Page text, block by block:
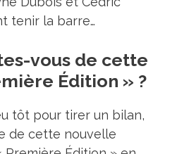
tenir la barre…
vous de cette
Édition » ?
tôt pour tirer un bilan,
de cette nouvelle